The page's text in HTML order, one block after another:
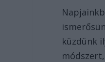
küzdünk